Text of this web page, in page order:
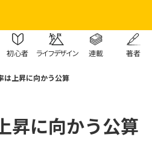
初心者 ライフデザイン 連載 著者
は上昇に向かう公算
昇に向かう公算